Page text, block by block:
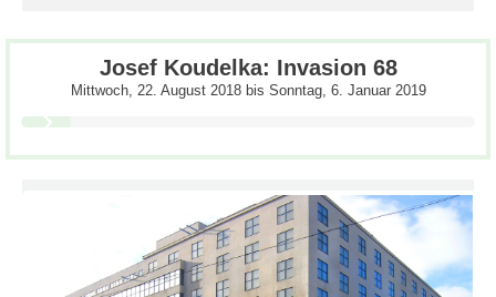
Josef Koudelka: Invasion 68
Mittwoch, 22. August 2018bis Sonntag, 6. Januar 2019